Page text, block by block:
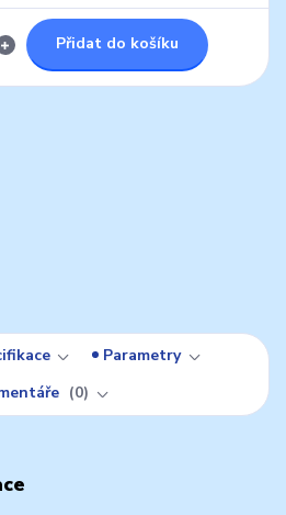
Přidat do košíku
Parametry
0